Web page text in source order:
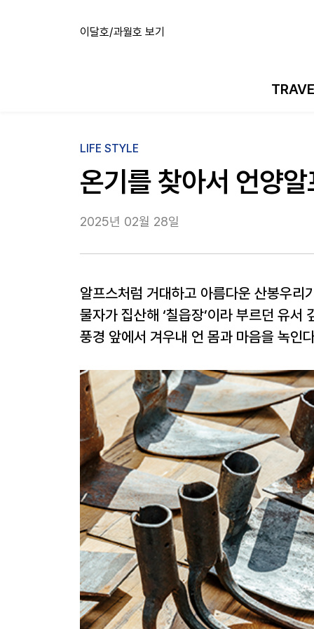
이달호/과월호 보기
LIFE STYLE
온기를 찾아서 언양
2025년 02월 28일
알프스처럼 거대하고 아름다운 산봉우
물자가 집산해 ‘칠읍장’이라 부르던 유
풍경 앞에서 겨우내 언 몸과 마음을 녹인